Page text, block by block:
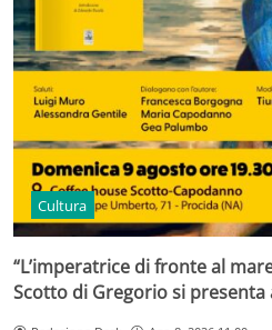
Cultura
“L’imperatrice di fronte al
Scotto di Gregorio si presenta